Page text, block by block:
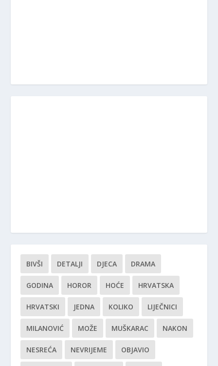
BIVŠI DETALJI DJECA DRAMA
GODINA HOROR HOĆE HRVATSKA
HRVATSKI JEDNA KOLIKO LIJEČNICI
MILANOVIĆ MOŽE MUŠKARAC NAKON
NESREĆA NEVRIJEME OBJAVIO